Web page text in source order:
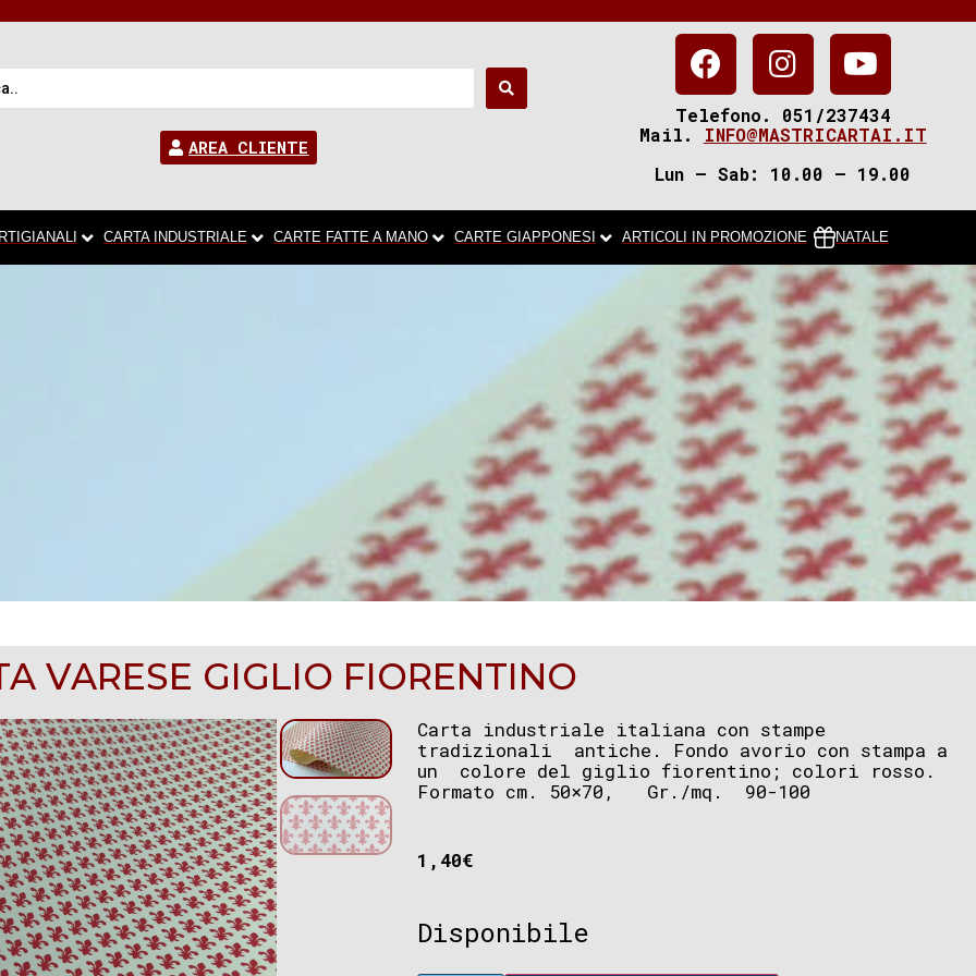
AREA CLIENTE
Telefono. 051/237434
Mail.
INFO@MASTRICARTAI.IT
Lun – Sab: 10.00 – 19.00
CARTA INDUSTRIALE CARTE FATTE A MANO CARTE GIAPPONESI ARTICOLI IN PROMOZIONE NATALE
VARESE GIGLIO FIORENTINO
Carta industriale italiana con stampe
tradizionali antiche. Fondo avorio con stampa a
un colore del giglio fiorentino; colori rosso.
Formato cm. 50×70, Gr./mq. 90-100
1,40€
Disponibile